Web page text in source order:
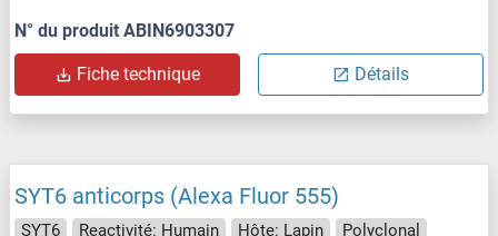
N° du produit ABIN6903307
Fiche technique Détails
SYT6 anticorps (Alexa Fluor 555)
SYT6 Reactivité: Humain Hôte: Lapin
Polyclonal